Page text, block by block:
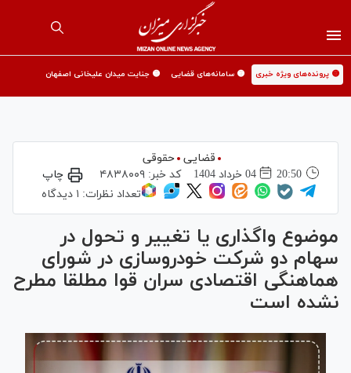
🟡 پرونده‌های ویژه خبری 🟡 سامانه‌های قضایی 🟡 جنایت میدان علیخانی اصفهان
قضایی حقوقی
20:50
04 خرداد 1404 کد خبر:۴۸۳۸۰۰۹
چاپ
تعداد نظرات: ۱ دیدگاه
موضوع واگذاری یا تغییر و تحول در
سهام دو شرکت خودروسازی در شورای
هماهنگی اقتصادی سران قوا مطلقا مطرح
نشده است